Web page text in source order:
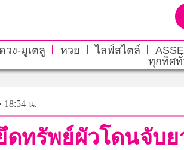
ดวง-มูเตลู หวย ไลฟ์สไตล์
ทุกทิศทั่
18:54 น.
ดทรัพย์ผัวโดนจับ